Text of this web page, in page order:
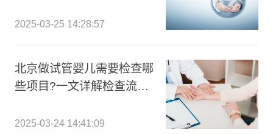
2025-03-25 14:28:57
北京做试管婴儿需要检查哪
些项目?一文详解检查流程
2025-03-24 14:41:09